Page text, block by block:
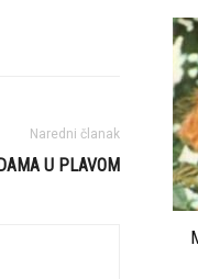
Naredni članak
U PLAVOM